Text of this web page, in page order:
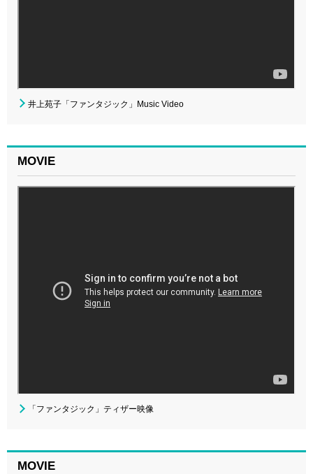
井上苑子「ファンタジック」Music Video
MOVIE
「ファンタジック」ティザー映像
MOVIE